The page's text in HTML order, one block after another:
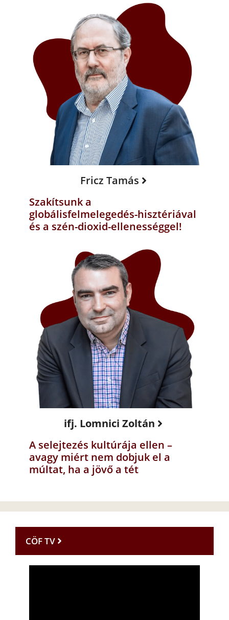
Fricz Tamás
Szakítsunk a
globálisfelmelegedés-hisztériával
és a szén-dioxid-ellenességgel!
ifj. Lomnici Zoltán
A selejtezés kultúrája ellen –
avagy miért nem dobjuk el a
múltat, ha a jövő a tét
CÖF TV